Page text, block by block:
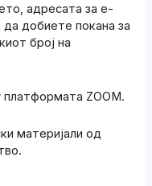
адресата за е-
добиете покана за
број на
ZOOM.
материјали од